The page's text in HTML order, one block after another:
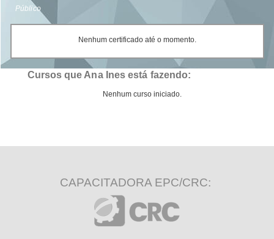
Público
Nenhum certificado até o momento.
Cursos que Ana Ines está fazendo:
Nenhum curso iniciado.
CAPACITADORA EPC/CRC: